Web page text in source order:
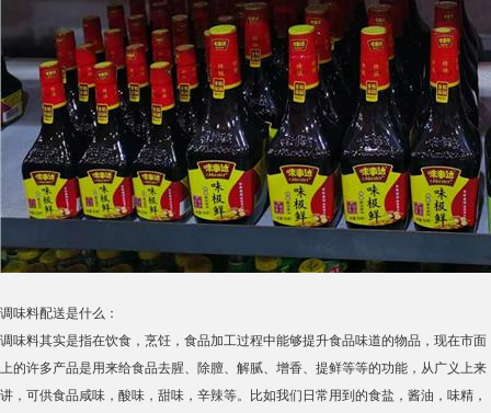
调味料配送是什么：
调味料其实是指在饮食，烹饪，食品加工过程中能够提升食品味道的物品，现在市面
上的许多产品是用来给食品去腥、除膻、解腻、增香、提鲜等等的功能，从广义上来
讲，可供食品咸味，酸味，甜味，辛辣等。比如我们日常用到的食盐，酱油，味精，